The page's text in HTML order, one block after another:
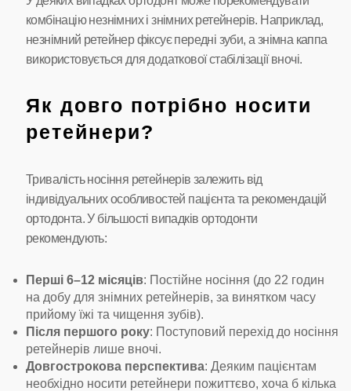
комбінацію незнімних і знімних ретейнерів. Наприклад,
незнімний ретейнер фіксує передні зуби, а знімна каппа
використовується для додаткової стабілізації вночі.
Як довго потрібно носити
ретейнери?
Тривалість носіння ретейнерів залежить від
індивідуальних особливостей пацієнта та рекомендацій
ортодонта. У більшості випадків ортодонти
рекомендують:
Перші 6–12 місяців: Постійне носіння (до 22 годин
на добу для знімних ретейнерів, за винятком часу
прийому їжі та чищення зубів).
Після першого року: Поступовий перехід до носіння
ретейнерів лише вночі.
Довгострокова перспектива: Деяким пацієнтам
необхідно носити ретейнери пожиттєво, хоча б кілька